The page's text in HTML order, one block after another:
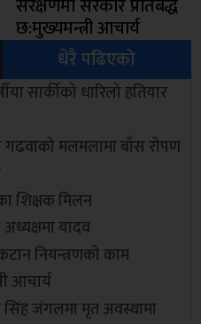
छ:मुख्यमन्त्री आचार्य
धेरै पढिएको
सार्कीको धारिलो हतियार
मलमलामा बाँस रोपण
शिक्षक मिलन
यादव
नियन्त्रणको काम
आचार्य
जंगलमा मृत अवस्थामा